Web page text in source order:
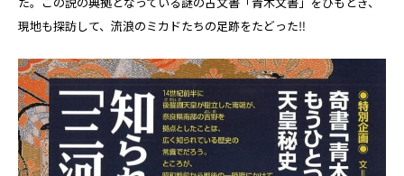
現地も探訪して、流浪のミカドたちの足跡をたどった‼